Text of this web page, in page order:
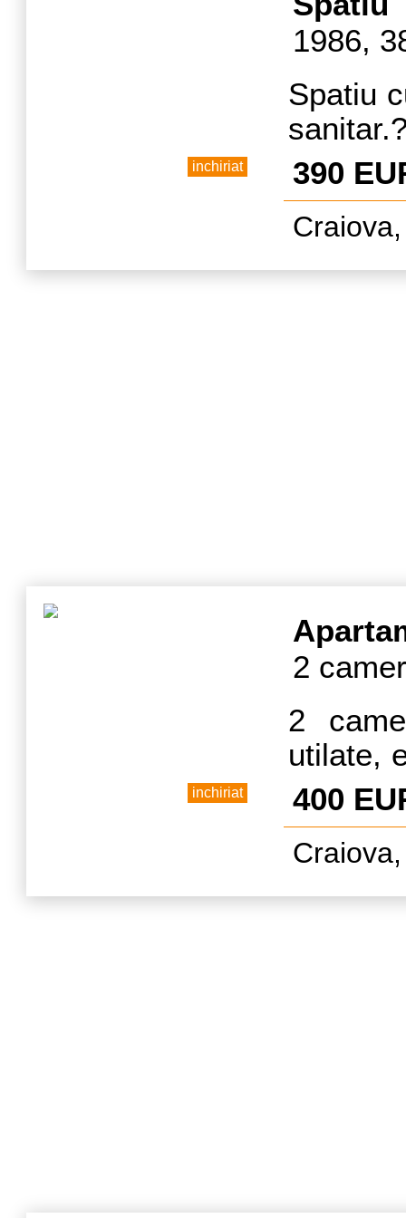
inchiriat
1986,
Spatiu
Acces
300 m
salon.
390
inchiriat
2
2
utilate,
AC.
400